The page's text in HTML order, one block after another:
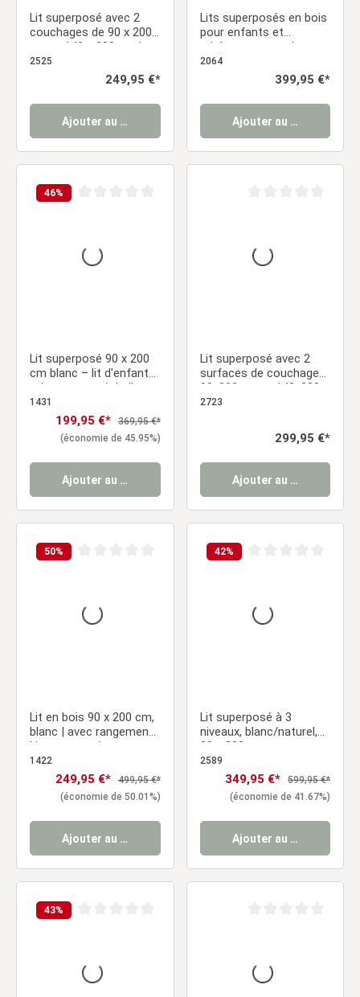
Lit superposé avec 2
couchages de 90 x 200
cm et 140 x 200 cm |
Gris | avec sommier à
2525
Prix régulier :
249,95 €*
Ajouter au panier
Lits superposés en bois
pour enfants et
adolescents, couleur
blanche – 90 x 200 et
140 x 200 cm, avec
sommiers à lattes et
matelas
2064
Prix régulier :
399,95 €*
Ajouter au panier
46%
Lit superposé 90 x 200
cm blanc – lit d'enfant
robuste avec échelle et
sommier à lattes pour
chambre de frères et
sœurs
1431
Prix de vente :
199,95 €* Prix régulier :
369,95 €*
(économie de 45.95%)
Ajouter au panier
Lit superposé avec 2
surfaces de couchage
90x200 cm et 140x200
cm, blanc | avec 2 tiroirs
2723
Prix régulier :
299,95 €*
Ajouter au panier
50%
Lit en bois 90 x 200 cm,
blanc | avec rangement |
Lit superposé avec
coffre de rangement |
avec sommier à lattes |
Chambre d'enfant,
d'adolescent ou d'invité
1422
Prix de vente :
249,95 €* Prix régulier :
499,95 €*
(économie de 50.01%)
Ajouter au panier
42%
Lit superposé à 3
niveaux, blanc/naturel,
90 x 200 cm, avec
sommier à lattes
2589
Prix de vente :
349,95 €* Prix régulier :
599,95 €*
(économie de 41.67%)
Ajouter au panier
43%